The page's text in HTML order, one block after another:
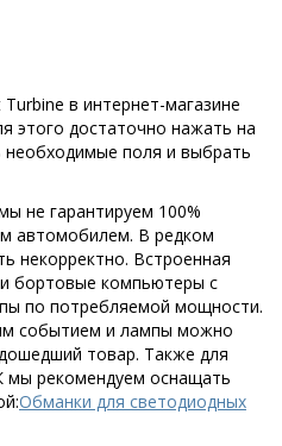
в интернет-магазине
этого достаточно нажать на
необходимые поля и выбрать
не гарантируем 100%
автомобилем. В редком
некорректно. Встроенная
бортовые компьютеры с
по потребляемой мощности.
событием и лампы можно
товар. Также для
мы рекомендуем оснащать
Обманки для светодиодных